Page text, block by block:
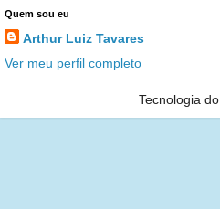
Quem sou eu
Arthur Luiz Tavares
Ver meu perfil completo
Tecnologia do